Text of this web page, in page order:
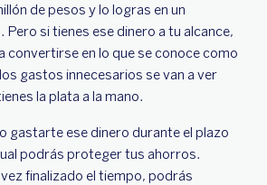
de pesos y lo logras en un
si tienes ese dinero a tu alcance,
convertirse en lo que se conoce como
gastos innecesarios se van a ver
la plata a la mano.
gastarte ese dinero durante el plazo
podrás proteger tus ahorros.
finalizado el tiempo, podrás